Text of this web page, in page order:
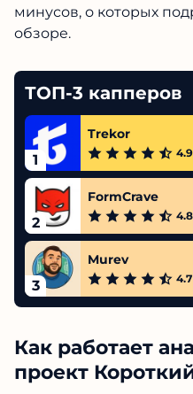
минусов, о которых
обзоре.
ТОП-3 капперов
1
Trekor
4.9
2
FormCrave
4.8
3
Murev
4.7
Как работает
проект